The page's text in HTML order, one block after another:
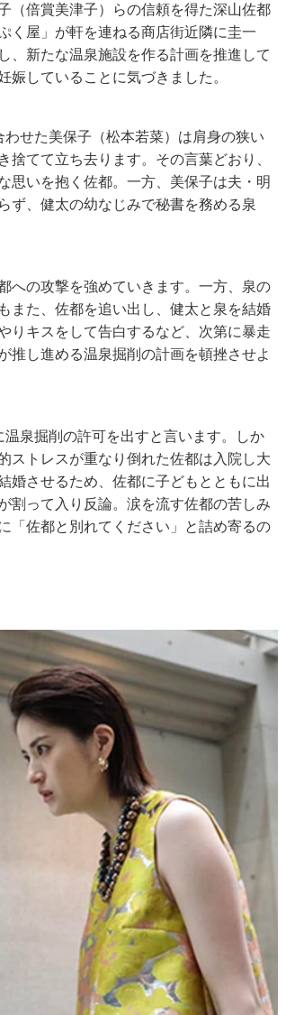
（倍賞美津子）らの信頼を得た深山佐都
く屋」が軒を連ねる商店街近隣に圭一
、新たな温泉施設を作る計画を推進して
していることに気づきました。
せた美保子（松本若菜）は肩身の狭い
てて立ち去ります。その言葉どおり、
思いを抱く佐都。一方、美保子は夫・明
ず、健太の幼なじみで秘書を務める泉
への攻撃を強めていきます。一方、泉の
また、佐都を追い出し、健太と泉を結婚
りキスをして告白するなど、次第に暴走
推し進める温泉掘削の計画を頓挫させよ
泉掘削の許可を出すと言います。しか
ストレスが重なり倒れた佐都は入院し大
婚させるため、佐都に子どもとともに出
割って入り反論。涙を流す佐都の苦しみ
「佐都と別れてください」と詰め寄るの